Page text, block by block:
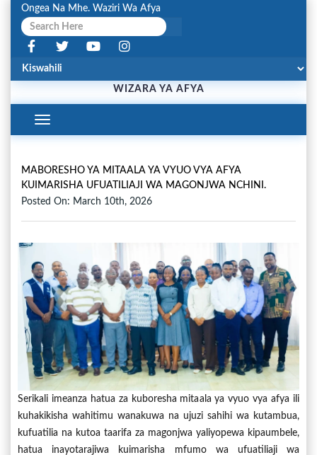
Ongea Na Mhe. Waziri Wa Afya
WIZARA YA AFYA
Toggle
Navigation
MABORESHO YA MITAALA YA VYUO VYA AFYA
KUIMARISHA UFUATILIAJI WA MAGONJWA NCHINI.
Posted On: March 10th, 2026
Serikali imeanza hatua za kuboresha mitaala ya vyuo vya afya ili
kuhakikisha wahitimu wanakuwa na ujuzi sahihi wa kutambua,
kufuatilia na kutoa taarifa za magonjwa yaliyopewa kipaumbele,
hatua inayotarajiwa kuimarisha mfumo wa ufuatiliaji wa